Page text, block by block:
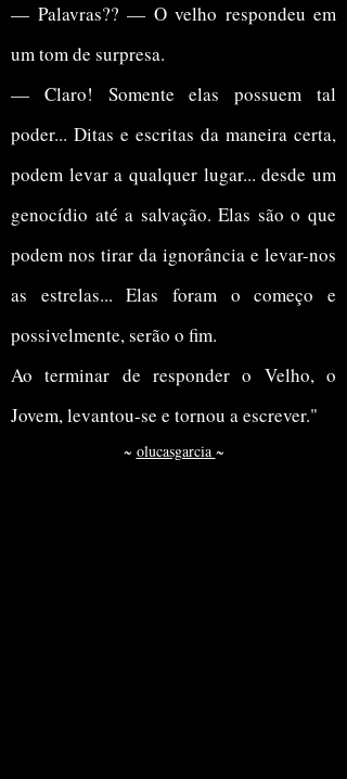
— Palavras?? — O velho respondeu em
um tom de surpresa.
— Claro! Somente elas possuem tal
poder... Ditas e escritas da maneira certa,
podem levar a qualquer lugar... desde um
genocídio até a salvação. Elas são o que
podem nos tirar da ignorância e levar-nos
as estrelas... Elas foram o começo e
possivelmente, serão o fim.
Ao terminar de responder o Velho, o
Jovem, levantou-se e tornou a escrever."
~ olucasgarcia ~